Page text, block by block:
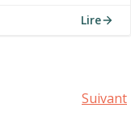
Lire
Suivant